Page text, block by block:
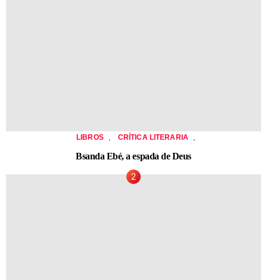
LIBROS CRÍTICA LITERARIA
Bsanda Ebé, a espada de Deus